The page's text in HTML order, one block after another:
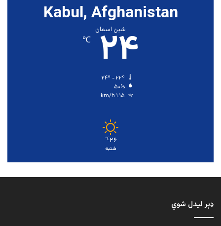
Kabul, Afghanistan
شین اسمان
۲۴ ℃
۵۰%
۱.۱۵ km/h
۲۶℃
شنبه
ډېر لیدل شوي